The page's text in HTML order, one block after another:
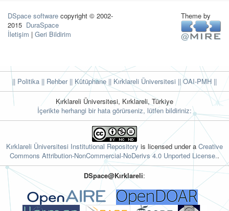
DSpace software copyright © 2002-
2015 DuraSpace
İletişim | Geri Bildirim
Theme by
|| Politika || Rehber|| Kütüphane || Kırklareli Üniversitesi ||OAI-PMH ||
Kırklareli Üniversitesi, Kırklareli, Türkiye
İçerikte herhangi bir hata görürseniz, lütfen bildiriniz:
Kırklareli Üniversitesi Institutional Repository is licensed under a Creative
Commons Attribution-NonCommercial-NoDerivs 4.0 Unported License..
DSpace@Kırklareli: